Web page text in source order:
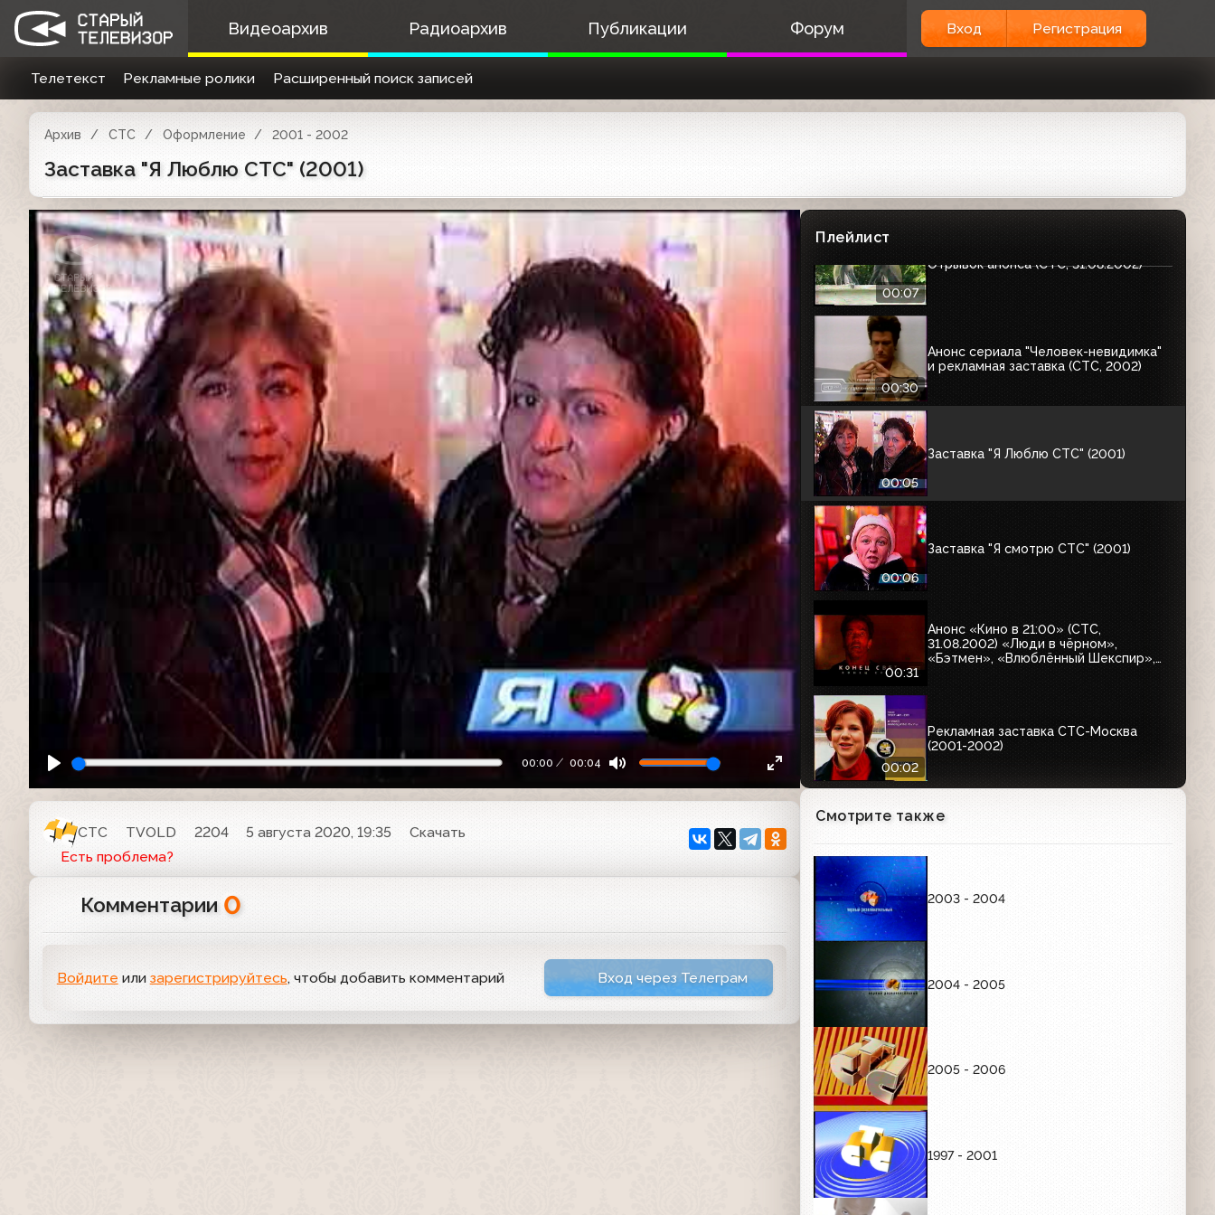
Видеоархив Радиоархив Публикации Форум Вход Регистрация
Телетекст Рекламные ролики Расширенный поиск записей
Архив СТС Оформление 2001 - 2002
Заставка "Я Люблю СТС" (2001)
00:00 00:04
СТС TVOLD 2204 5 августа 2020, 19:35
Скачать
Есть проблема?
Комментарии 0
Войдите или зарегистрируйтесь, чтобы добавить комментарий Вход через Телеграм
Плейлист
02:10
02:34
00:07
Отрывок анонса (СТС, 31.08.2002)
00:30
Анонс сериала "Человек-невидимка"
и рекламная заставка (СТС, 2002)
00:05
Заставка "Я Люблю СТС" (2001)
00:06
Заставка "Я смотрю СТС" (2001)
00:31
Анонс «Кино в 21:00» (СТС,
31.08.2002) «Люди в чёрном»,
«Бэтмен», «Влюблённый Шекспир»,
00:02
Рекламная заставка СТС-Москва
(2001-2002)
Смотрите также
2003 - 2004
2004 - 2005
2005 - 2006
1997 - 2001